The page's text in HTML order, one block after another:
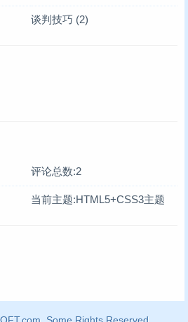
谈判技巧 (2)
评论总数:2
当前主题:HTML5+CSS3主题
Some Rights Reserved.